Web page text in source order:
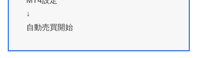
↓
自動売買開始